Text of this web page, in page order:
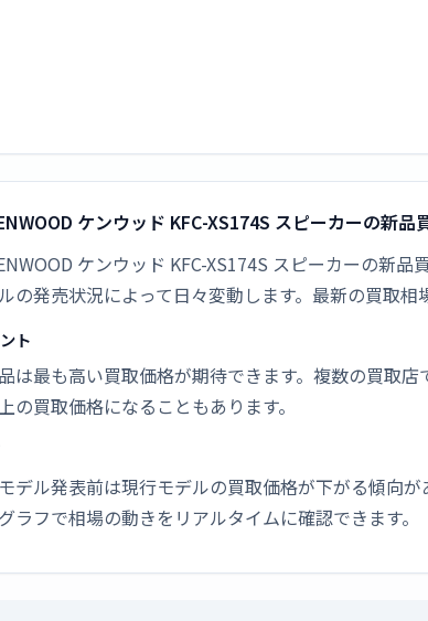
ケンウッド KFC-XS174S スピーカーの新品
ケンウッド KFC-XS174S スピーカーの新
の発売状況によって日々変動します。最新の買取
ト
は最も高い買取価格が期待できます。複数の買取
の買取価格になることもあります。
デル発表前は現行モデルの買取価格が下がる傾向
ラフで相場の動きをリアルタイムに確認できます。